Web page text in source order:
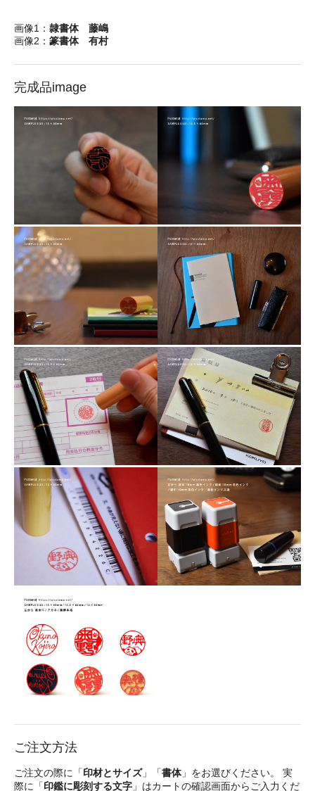
画像1： 隷書体 藤嶋
画像2： 篆書体 有村
完成品image
ご注文方法
ご注文の際に「印材とサイズ」「書体」をお選びください。 実
際に「印鑑に彫刻する文字 」はカートの確認画面からご入力くだ